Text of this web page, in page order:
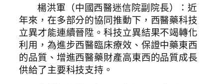
楊洪軍（中國西醫迷信院副院長）：近
年來，在多部分的協同推動下，西醫藥科技
立異才能連續晉陞。科技立異結果不竭轉化
利用，為進步西醫臨床療效、保證中藥東西
的品質、增進西醫藥財產高東西的品質成長
供給了主要科技支持。